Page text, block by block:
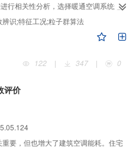
行相关性分析，选择暖通空调系统运
进行网格采样，得到更具代表性的特
型参数辨识过程中，建立待辨识参数
识参数的先验区间估计和改进目标函
工厂暖通空调系统供冷季一个月的运
法中的MAPE（平均绝对百分比误差）
分别降低了20.9%和15.2%，
。该方法为实现高效准确的暖通空调
识;特征工况;粒子群算法
122
| 347 | 0
评价
要，但也增大了建筑空调能耗。住宅